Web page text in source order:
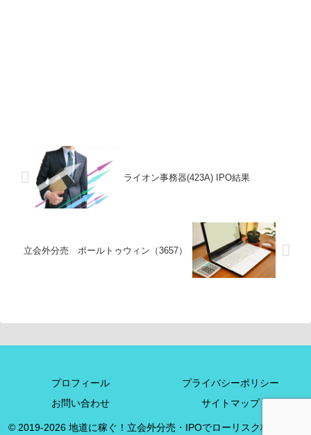
ライオン事務器(423A) IPO結果
立会外分売 ポールトゥウィン（3657）
プロフィール
プライバシーポリシー
お問い合わせ
サイトマップ
© 2019-2026 地道に稼ぐ！立会外分売・IPOでローリスク株投資+α.